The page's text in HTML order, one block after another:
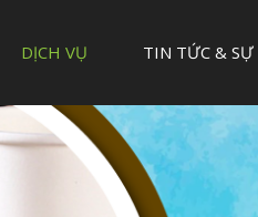
DỊCH VỤ TIN TỨC & SỰ